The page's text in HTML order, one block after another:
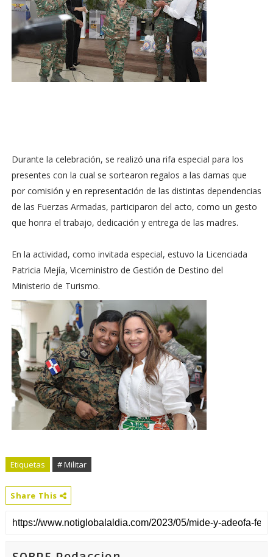
Durante la celebración, se realizó una rifa especial para los
presentes con la cual se sortearon regalos a las damas que
por comisión y en representación de las distintas dependencias
de las Fuerzas Armadas, participaron del acto, como un gesto
que honra el trabajo, dedicación y entrega de las madres.
En la actividad, como invitada especial, estuvo la Licenciada
Patricia Mejía, Viceministro de Gestión de Destino del
Ministerio de Turismo.
Etiquetas # Militar
Share This